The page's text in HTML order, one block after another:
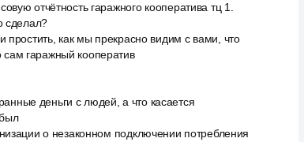
отчётность гаражного кооператива тц 1.
сделал?
простить, как мы прекрасно видим с вами, что
сам гаражный кооператив
деньги с людей, а что касается
о незаконном подключении потребления